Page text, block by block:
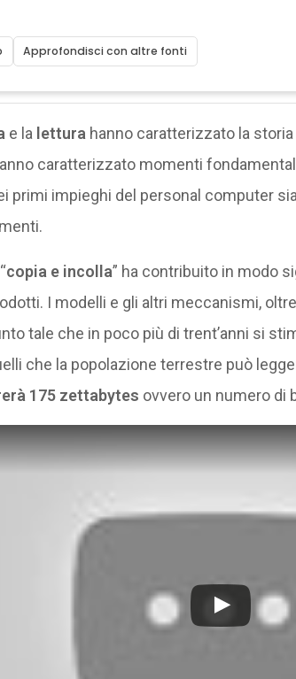
Approfondisci con altre fonti
e la lettura hanno caratterizzato la storia
caratterizzato momenti
primi impieghi del personal computer
copia e incolla” ha contribuito in modo
I modelli e gli altri meccanismi,
tale che in poco più di trent’anni si
che la popolazione terrestre può
175 zettabytes ovvero un numero di